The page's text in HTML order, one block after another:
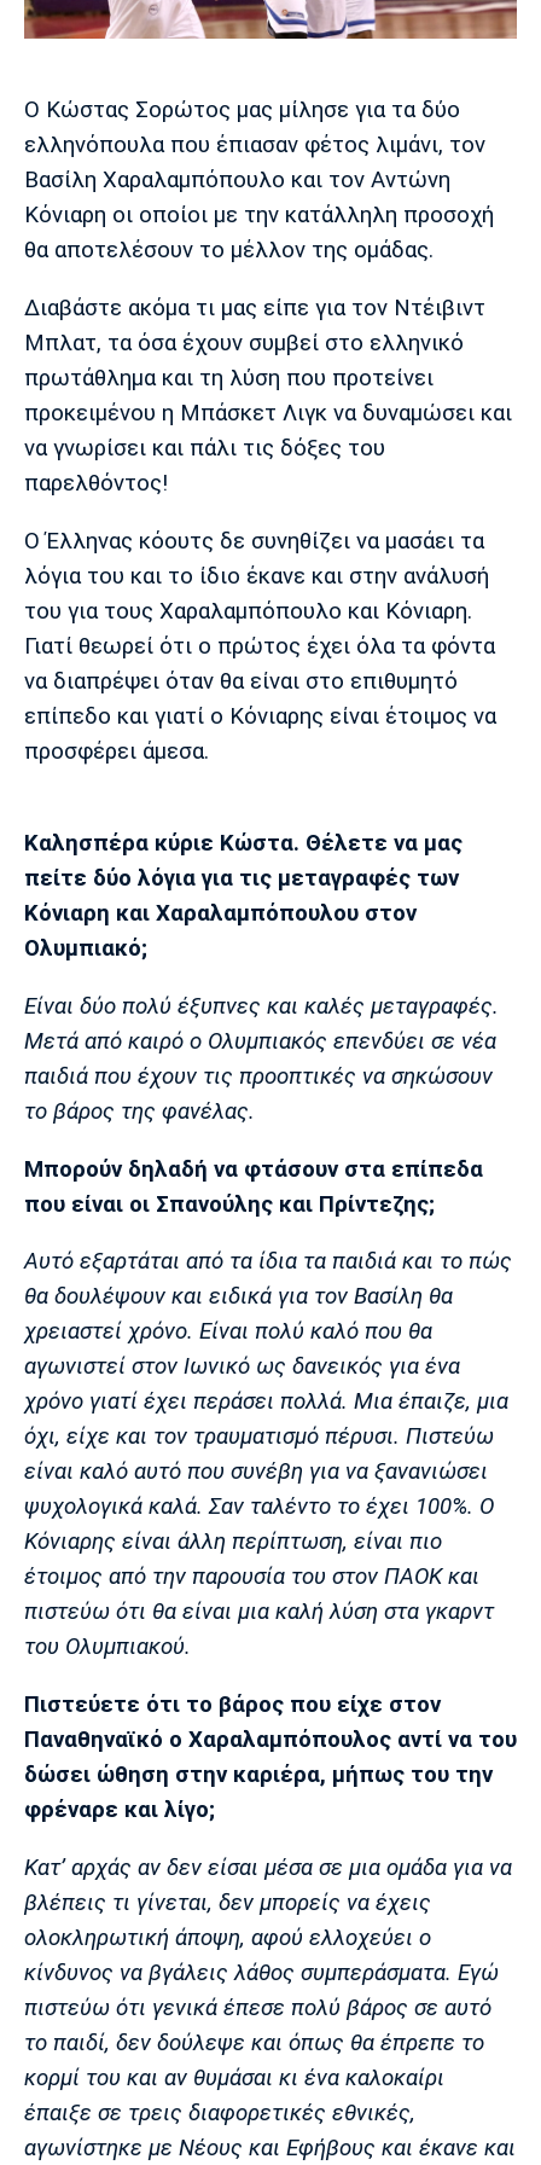
Cine Spot
Running
Media
Παρασκήνιο
Ιωνικός Κηφισιά Πανσερραϊκός
Μάντσεστερ
Γιουνάιτεντ
Τσέλσι Άρσεναλ
Λίβερπουλ
Μάντσεστερ
Σίτι
Γιουβέντους
Ίντερ Μίλαν Μπάγερν
Μπορούσια
Ντόρτμουντ
Παρί Σεν
Ζερμέν
Πόρτο
Ο Κώστας Σορώτος μας μίλησε για τα δύο
ελληνόπουλα που έπιασαν φέτος λιμάνι, τον
Βασίλη Χαραλαμπόπουλο και τον Αντώνη
Κόνιαρη οι οποίοι με την κατάλληλη προσοχή
θα αποτελέσουν το μέλλον της ομάδας.
Διαβάστε ακόμα τι μας είπε για τον Ντέιβιντ
Μπλατ, τα όσα έχουν συμβεί στο ελληνικό
πρωτάθλημα και τη λύση που προτείνει
προκειμένου η Μπάσκετ Λιγκ να δυναμώσει και
να γνωρίσει και πάλι τις δόξες του
παρελθόντος!
Ο Έλληνας κόουτς δε συνηθίζει να μασάει τα
λόγια του και το ίδιο έκανε και στην ανάλυσή
του για τους Χαραλαμπόπουλο και Κόνιαρη.
Γιατί θεωρεί ότι ο πρώτος έχει όλα τα φόντα
να διαπρέψει όταν θα είναι στο επιθυμητό
επίπεδο και γιατί ο Κόνιαρης είναι έτοιμος να
προσφέρει άμεσα.
Καλησπέρα κύριε Κώστα. Θέλετε να μας
πείτε δύο λόγια για τις μεταγραφές των
Κόνιαρη και Χαραλαμπόπουλου στον
Ολυμπιακό;
Είναι δύο πολύ έξυπνες και καλές μεταγραφές.
Μετά από καιρό ο Ολυμπιακός επενδύει σε νέα
παιδιά που έχουν τις προοπτικές να σηκώσουν
το βάρος της φανέλας.
Μπορούν δηλαδή να φτάσουν στα επίπεδα
που είναι οι Σπανούλης και Πρίντεζης;
Αυτό εξαρτάται από τα ίδια τα παιδιά και το πώς
θα δουλέψουν και ειδικά για τον Βασίλη θα
χρειαστεί χρόνο. Είναι πολύ καλό που θα
αγωνιστεί στον Ιωνικό ως δανεικός για ένα
χρόνο γιατί έχει περάσει πολλά. Μια έπαιζε, μια
όχι, είχε και τον τραυματισμό πέρυσι. Πιστεύω
είναι καλό αυτό που συνέβη για να ξανανιώσει
ψυχολογικά καλά. Σαν ταλέντο το έχει 100%. Ο
Κόνιαρης είναι άλλη περίπτωση, είναι πιο
έτοιμος από την παρουσία του στον ΠΑΟΚ και
πιστεύω ότι θα είναι μια καλή λύση στα γκαρντ
του Ολυμπιακού.
Πιστεύετε ότι το βάρος που είχε στον
Παναθηναϊκό ο Χαραλαμπόπουλος αντί να του
δώσει ώθηση στην καριέρα, μήπως του την
φρέναρε και λίγο;
Κατ’ αρχάς αν δεν είσαι μέσα σε μια ομάδα για να
βλέπεις τι γίνεται, δεν μπορείς να έχεις
ολοκληρωτική άποψη, αφού ελλοχεύει ο
κίνδυνος να βγάλεις λάθος συμπεράσματα. Εγώ
πιστεύω ότι γενικά έπεσε πολύ βάρος σε αυτό
το παιδί, δεν δούλεψε και όπως θα έπρεπε το
κορμί του και αν θυμάσαι κι ένα καλοκαίρι
έπαιξε σε τρεις διαφορετικές εθνικές,
αγωνίστηκε με Νέους και Εφήβους και έκανε και